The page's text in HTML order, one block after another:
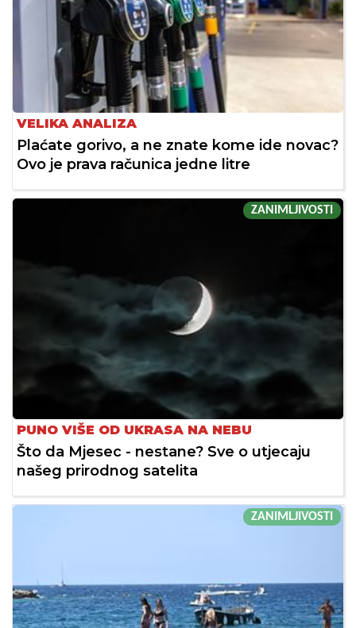
VELIKA ANALIZA
Plaćate gorivo, a ne znate kome ide novac?
Ovo je prava računica jedne litre
ZANIMLJIVOSTI
PUNO VIŠE OD UKRASA NA NEBU
Što da Mjesec - nestane? Sve o utjecaju
našeg prirodnog satelita
ZANIMLJIVOSTI